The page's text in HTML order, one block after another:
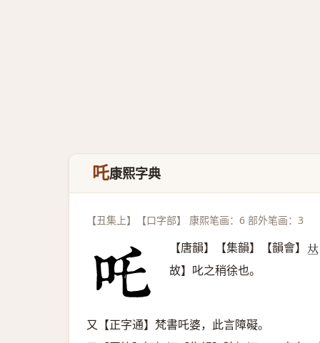
吒康熙字典
【丑集上】【口字部】 康熙笔画：6 部外笔画：3
【唐韻】【集韻】【韻會】 𠀤
故】叱之稍徐也。
又【正字通】梵書吒婆，此言障礙。